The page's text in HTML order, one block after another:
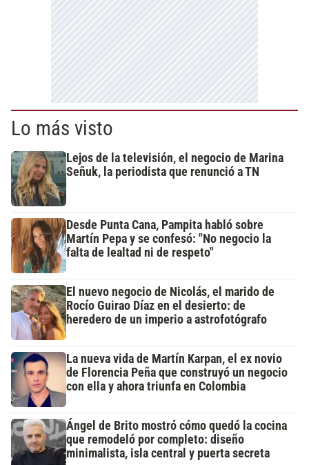
Lo más visto
Lejos de la televisión, el negocio de Marina
Señuk, la periodista que renunció a TN
Desde Punta Cana, Pampita habló sobre
Martín Pepa y se confesó: "No negocio la
falta de lealtad ni de respeto"
El nuevo negocio de Nicolás, el marido de
Rocío Guirao Díaz en el desierto: de
heredero de un imperio a astrofotógrafo
La nueva vida de Martín Karpan, el ex novio
de Florencia Peña que construyó un negocio
con ella y ahora triunfa en Colombia
Ángel de Brito mostró cómo quedó la cocina
que remodeló por completo: diseño
minimalista, isla central y puerta secreta